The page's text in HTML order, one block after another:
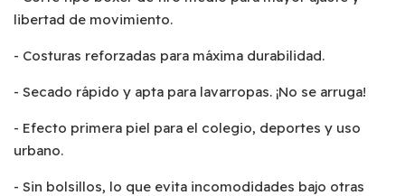
libertad de movimiento.
- Costuras reforzadas para máxima durabilidad.
- Secado rápido y apta para lavarropas. ¡No se arruga!
- Efecto primera piel para el colegio, deportes y uso
urbano.
- Sin bolsillos, lo que evita incomodidades bajo otras